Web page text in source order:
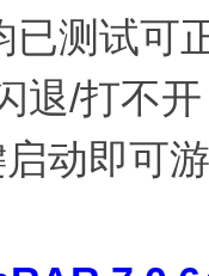
测试可
退/打不
动即可